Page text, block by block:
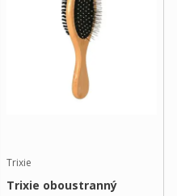
Trixie
Trixie oboustranný